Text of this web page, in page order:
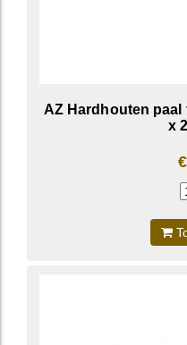
AZ Hardhouten paal
x